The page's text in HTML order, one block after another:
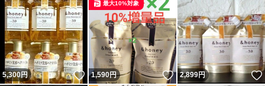
5,300円 いいね！
1,590円 いいね！
最大10%対象
2,899円